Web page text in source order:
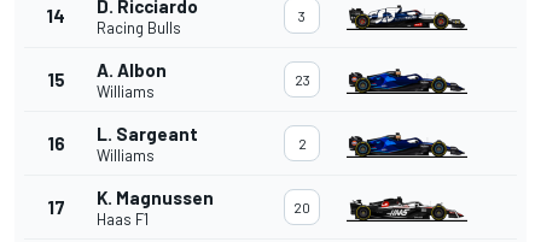
14 D. Ricciardo
Racing Bulls
3
15 A. Albon
Williams
23
16 L. Sargeant
Williams
2
17 K. Magnussen
Haas F1
20